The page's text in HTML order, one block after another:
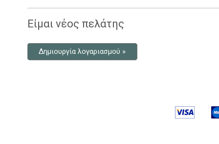
Είμαι νέος πελάτης
Δημιουργία λογαριασμού »